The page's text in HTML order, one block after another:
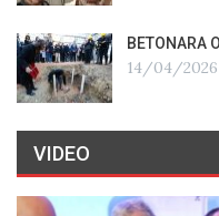
BETONARA
14/04/2026
VIDEO